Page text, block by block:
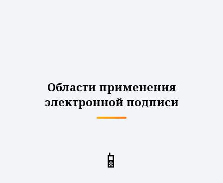
Области применения
электронной подписи
📱